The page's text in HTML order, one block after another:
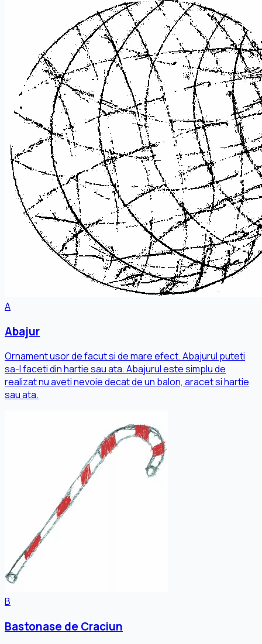
A
Abajur
Ornament usor de facut si de mare efect. Abajurul puteti
sa-l faceti din hartie sau ata. Abajurul este simplu de
realizat nu aveti nevoie decat de un balon, aracet si hartie
sau ata.
B
Bastonase de Craciun